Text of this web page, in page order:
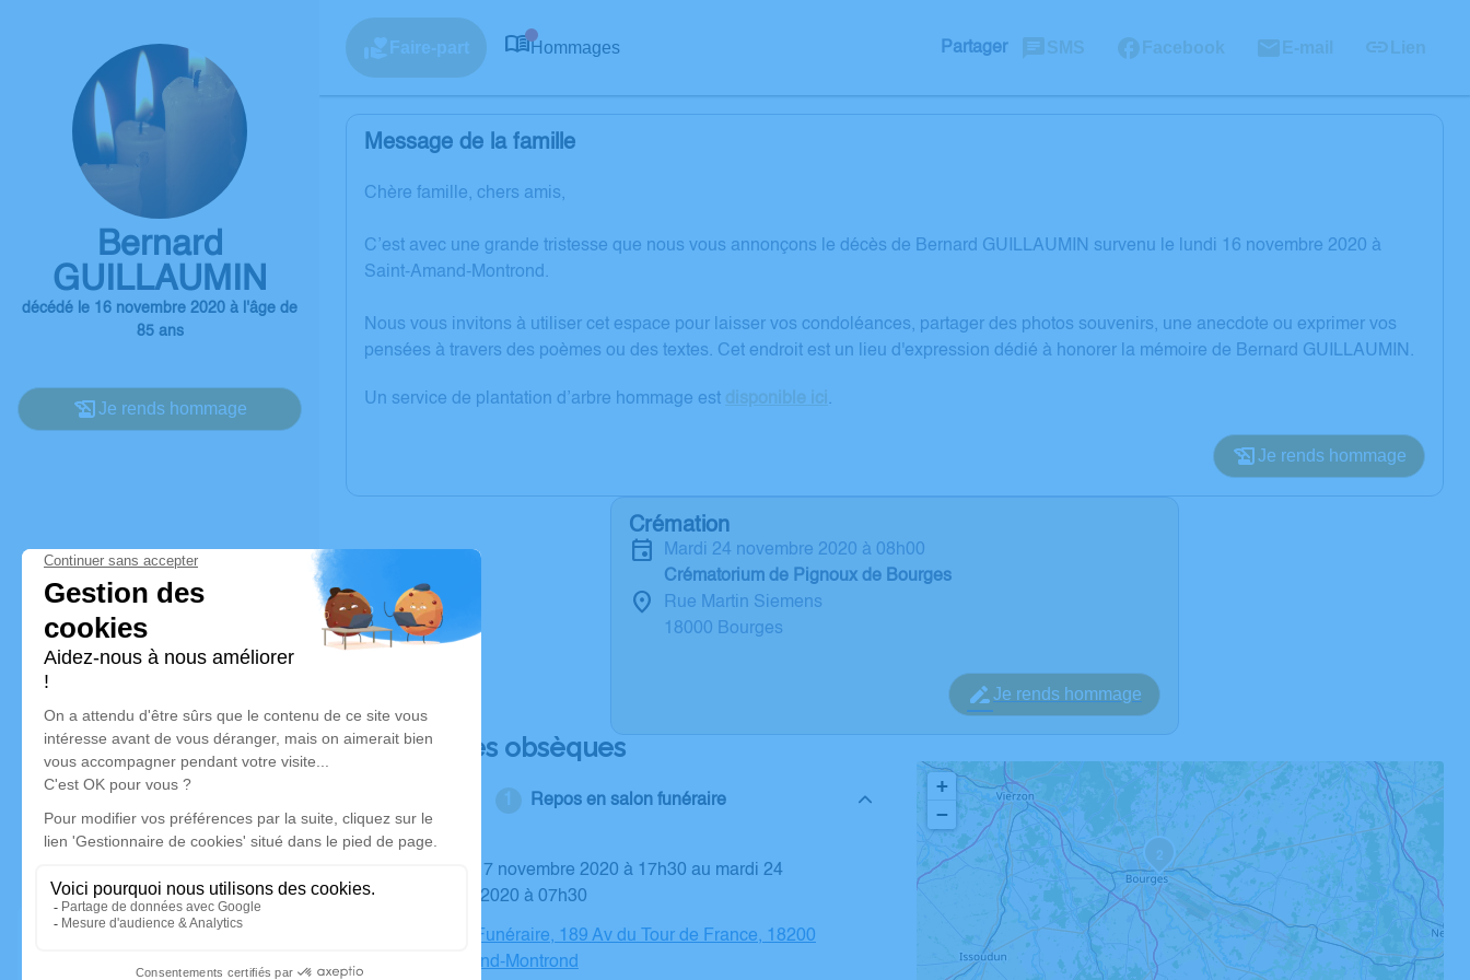
Bernard
GUILLAUMIN
décédé le 16 novembre 2020 à l'âge de
85 ans
Je rends hommage
Faire-part Hommages Partager SMS Facebook E-mail Lien
Message de la famille
Chère famille, chers amis,
C’est avec une grande tristesse que nous vous annonçons le décès de Bernard GUILLAUMIN survenu le lundi 16 novembre 2020 à
Saint-Amand-Montrond.
Nous vous invitons à utiliser cet espace pour laisser vos condoléances, partager des photos souvenirs, une anecdote ou exprimer vos
pensées à travers des poèmes ou des textes. Cet endroit est un lieu d'expression dédié à honorer la mémoire de Bernard GUILLAUMIN.
Un service de plantation d’arbre hommage est disponible ici .
Je rends hommage
Crémation
mardi 24 novembre 2020 à 08h00
Crématorium de Pignoux de Bourges
Rue Martin Siemens
18000 Bourges
Je rends hommage
Déroulé des obsèques
Repos en salon funéraire
novembre 2020 à 07h30
Chambre Funéraire, 189 Av du Tour de France, 18200
Saint-Amand-Montrond
2
+
−